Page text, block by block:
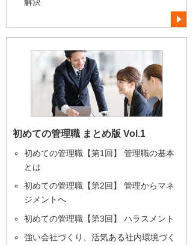
初めての管理職 まとめ版 Vol.1
初めての管理職【第1回】 管理職の基本
とは
初めての管理職【第2回】 管理からマネ
ジメントへ
初めての管理職【第3回】 ハラスメント
強い会社づくり、活気ある社内環境づく